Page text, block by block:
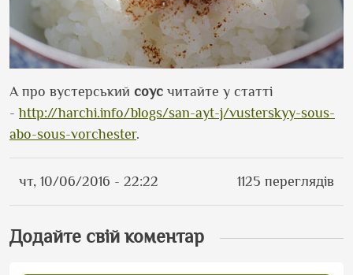
А про вустерський соус читайте у статті
-http://harchi.info/blogs/san-ayt-j/vusterskyy-sous-
abo-sous-vorchester.
чт, 10/06/2016 - 22:22 1125 переглядів
Додайте свій коментар